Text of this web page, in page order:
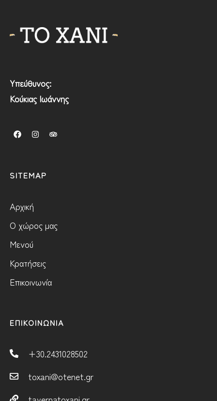
Υπεύθυνος:
Κούκιας Ιωάννης
SITEMAP
Αρχική
Ο χώρος μας
Μενού
Κρατήσεις
Επικοινωνία
ΕΠΙΚΟΙΝΩΝΙΑ
+30.2431028502
toxani@otenet.gr